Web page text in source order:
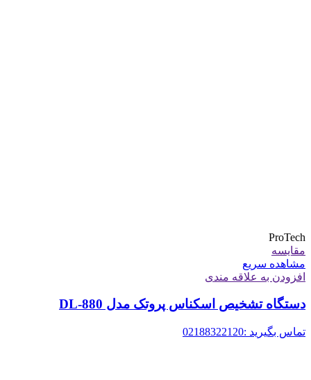
ProTech
مقایسه
مشاهده سریع
افزودن به علاقه مندی
دستگاه تشخیص اسکناس پروتک مدل DL-880
تماس بگیرید :02188322120